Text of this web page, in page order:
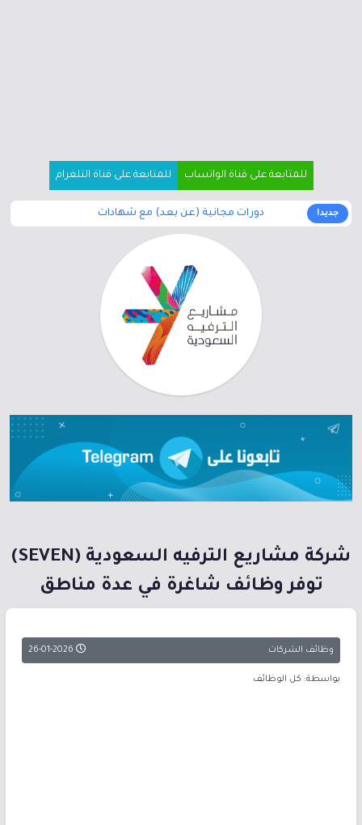
للمتابعة على قناة الواتساب للمتابعة على قناة التلغرام
جديد! دورات مجانية (عن بعد) مع شهادات
شركة مشاريع الترفيه السعودية (SEVEN)
توفر وظائف شاغرة في عدة مناطق
وظائف الشركات 26-01-2026
بواسطة: كل الوظائف